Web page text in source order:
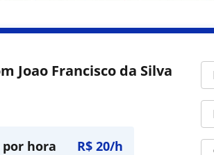
Joao Francisco da Silva
por hora R$ 20/h